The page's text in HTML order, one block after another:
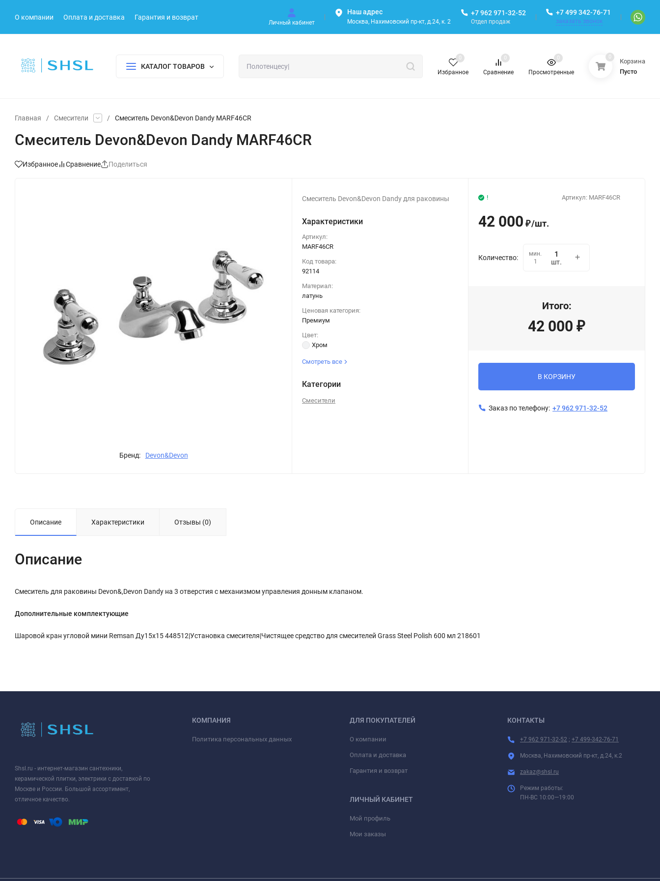
О компании Оплата и доставка Гарантия и возврат
Личный кабинет
Наш адрес
Москва, Нахимовский пр-кт, д.24, к. 2
+7 962 971-32-52
Отдел продаж
+7 499 342-76-71
заказать звонок
КАТАЛОГ ТОВАРОВ
Избранное
0
Сравнение
0
Просмотренные
0 0
Корзина
Пусто
Главная / Смесители / Смеситель Devon&Devon Dandy MARF46CR
Смеситель Devon&Devon Dandy MARF46CR
Избранное Сравнение Поделиться
Бренд: Devon&Devon
Смеситель Devon&Devon Dandy для раковины
Характеристики
Артикул:
MARF46CR
Код товара:
92114
Материал:
латунь
Ценовая категория:
Премиум
Цвет:
Хром
Смотреть все
Категории
Смесители
Артикул: MARF46CR
!
42 000 ₽/шт.
Количество:
мин.
1
шт.
Итого:
42 000 ₽
В КОРЗИНУ
Заказ по телефону: +7 962 971-32-52
Описание Характеристики Отзывы (0)
Описание
Смеситель для раковины Devon&,Devon Dandy на 3 отверстия с механизмом управления донным клапаном.
Дополнительные комплектующие
Шаровой кран угловой мини Remsan Ду15х15 448512|Установка смесителя|Чистящее средство для смесителей Grass Steel Polish 600 мл 218601
Shsl.ru - интернет-магазин сантехники,
керамической плитки, электрики с доставкой по
Москве и России. Большой ассортимент,
отличное качество.
КОМПАНИЯ
Политика персональных данных
ДЛЯ ПОКУПАТЕЛЕЙ
О компании
Оплата и доставка
Гарантия и возврат
ЛИЧНЫЙ КАБИНЕТ
Мой профиль
Мои заказы
КОНТАКТЫ
+7 962 971-32-52 ; +7 499-342-76-71
Москва, Нахимовский пр-кт, д.24, к.2
zakaz@shsl.ru
Режим работы:
ПН-ВС 10:00—19:00